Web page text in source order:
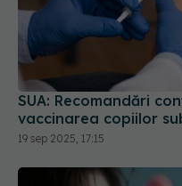
SUA: Recomandări
vaccinarea copiilor
19 sep 2025, 17:15